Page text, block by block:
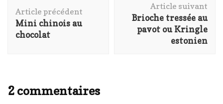
d'article
Article précédent
Mini chinois au
chocolat
Article suivant
Brioche tressée au
pavot ou Kringle
estonien
2 commentaires